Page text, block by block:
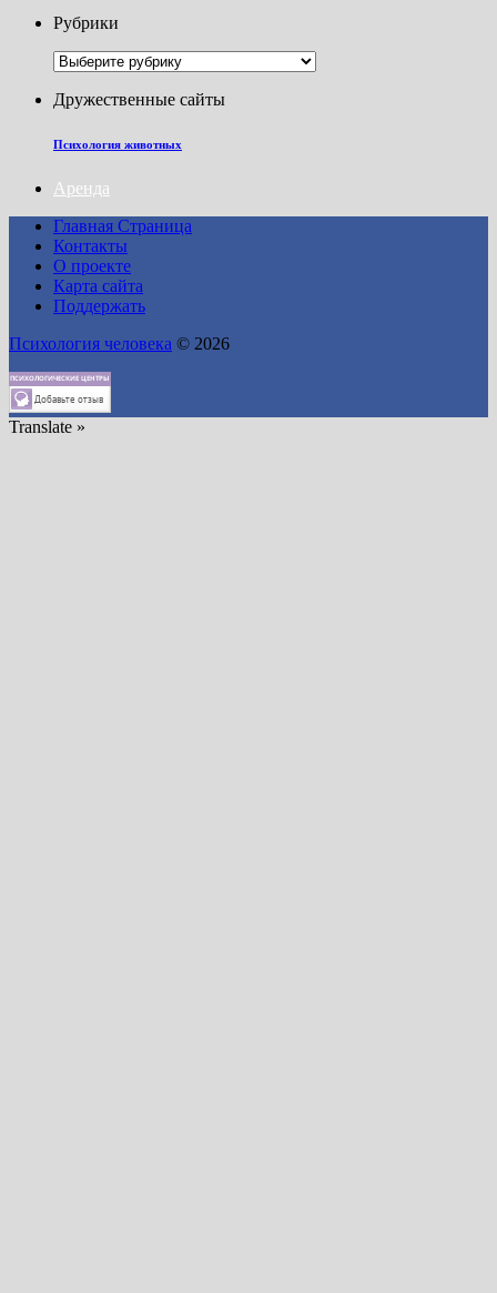
Рубрики
Рубрики
Дружественные сайты
Психология животных
Аренда
Главная Страница
Контакты
О проекте
Карта сайта
Поддержать
Психология человека © 2026
Translate »